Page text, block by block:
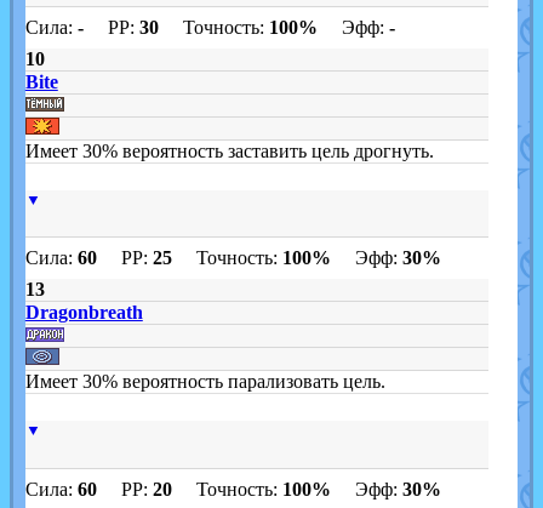
Сила: -PP: 30Точность: 100% Эфф: -
10
Bite
Имеет 30% вероятность заставить цель дрогнуть.
▼
Сила: 60PP: 25Точность: 100% Эфф: 30%
13
Dragonbreath
Имеет 30% вероятность парализовать цель.
▼
Сила: 60PP: 20Точность: 100% Эфф: 30%